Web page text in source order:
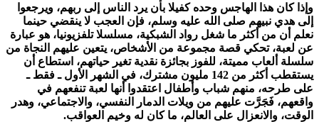
وإذا كان هذا الهاجس وحده كفيلا بأن يرد الناس إلى ربهم، ويرجعوا
إلى هدي نبيهم صلى الله عليه وسلم، فإن العجب لا ينقضي حينما
نعلم أن من أكثر ما شغل رواد الشبكية، مسلسلا تلفزيونيا، هو عبارة
عن لعبة، تحكي قصة مجموعة من الأشخاص، يتعين عليهم النجاة من
سلسلة ألعاب مميتة، للفوز بجائزة نقدية تغير حياتهم، استطاع أن
يستقطب أكثر من 142 مليون مشترك، في الشهر الأول ـ فقط ـ
على طرحه، منهم شباب وأطفال اعتقدوا أنها لعبة تنفعهم في
واقعهم، فَجَرَّت عليهم من ويلات الدمار النفسي، والاجتماعي، وهدر
الوقت، والانعزال على العالم، ما كان له وخيم العواقب.